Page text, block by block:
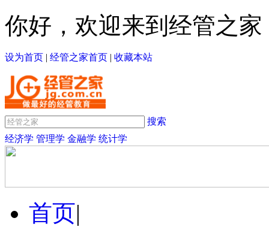
你好，欢迎来到经管之家
设为首页 | 经管之家首页 | 收藏本站
搜索
经济学 管理学 金融学 统计学
首页|